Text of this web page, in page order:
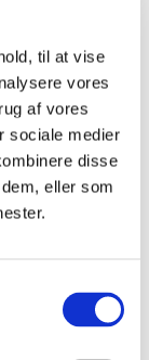
til at vise
vores
af vores
sociale medier
disse
eller som
af 6
vis nr